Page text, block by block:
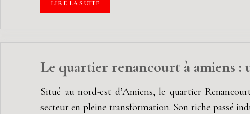
LIRE LA SUITE
Le quartier renancourt à amiens
Situé au nord-est d’Amiens, le quartier
secteur en pleine transformation. Son riche passé